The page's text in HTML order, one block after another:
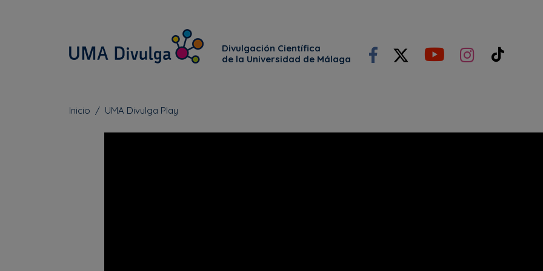
Divulgación Científica
de la Universidad de Málaga
Inicio UMA Divulga Play